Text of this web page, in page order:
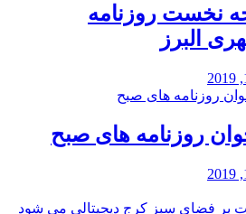
نخست روزنامه‌
البرز
روزنامه های صبح